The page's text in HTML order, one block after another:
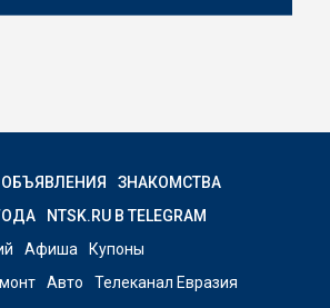
ОБЪЯВЛЕНИЯ
ЗНАКОМСТВА
NTSK.RU В TELEGRAM
Афиша
Купоны
Авто Телеканал Евразия